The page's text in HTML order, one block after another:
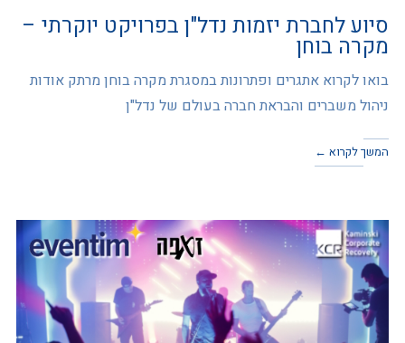
סיוע לחברת יזמות נדל"ן בפרויקט יוקרתי –
מקרה בוחן
בואו לקרוא אתגרים ופתרונות במסגרת מקרה בוחן מרתק אודות
ניהול משברים והבראת חברה בעולם של נדל"ן
המשך לקרוא ←